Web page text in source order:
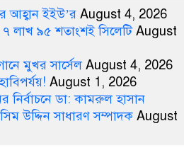
আহ্বান ইইউ’র August 4, 2026
৭ লাখ ৯৫ শতাংশই সিলেটি August
মুখর সার্সেল August 4, 2026
August 1, 2026
নির্বাচনে ডা: কামরুল হাসান
উদ্দিন সাধারণ সম্পাদক August